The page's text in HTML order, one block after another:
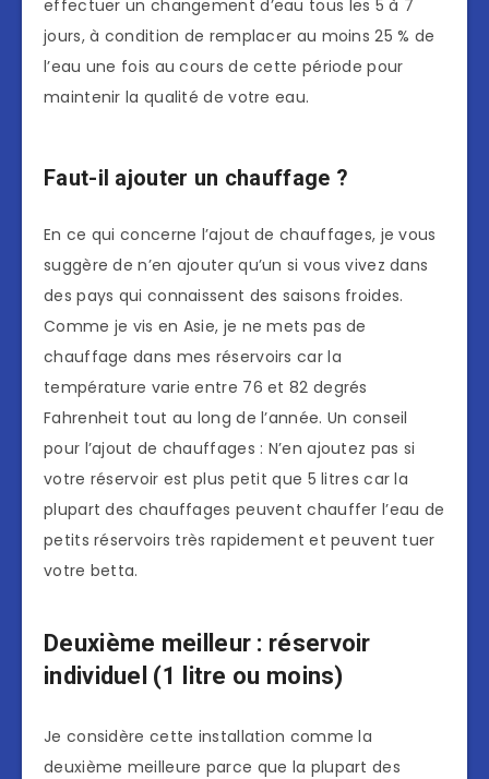
effectuer un changement d’eau tous les 5 à 7
jours, à condition de remplacer au moins 25 % de
l’eau une fois au cours de cette période pour
maintenir la qualité de votre eau.
Faut-il ajouter un chauffage ?
En ce qui concerne l’ajout de chauffages, je vous
suggère de n’en ajouter qu’un si vous vivez dans
des pays qui connaissent des saisons froides.
Comme je vis en Asie, je ne mets pas de
chauffage dans mes réservoirs car la
température varie entre 76 et 82 degrés
Fahrenheit tout au long de l’année. Un conseil
pour l’ajout de chauffages : N’en ajoutez pas si
votre réservoir est plus petit que 5 litres car la
plupart des chauffages peuvent chauffer l’eau de
petits réservoirs très rapidement et peuvent tuer
votre betta.
Deuxième meilleur : réservoir
individuel (1 litre ou moins)
Je considère cette installation comme la
deuxième meilleure parce que la plupart des